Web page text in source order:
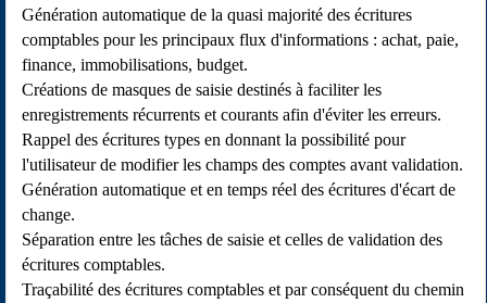
Génération automatique de la quasi majorité des écritures
comptables pour les principaux flux d'informations : achat, paie,
finance, immobilisations, budget.
Créations de masques de saisie destinés à faciliter les
enregistrements récurrents et courants afin d'éviter les erreurs.
Rappel des écritures types en donnant la possibilité pour
l'utilisateur de modifier les champs des comptes avant validation.
Génération automatique et en temps réel des écritures d'écart de
change.
Séparation entre les tâches de saisie et celles de validation des
écritures comptables.
Traçabilité des écritures comptables et par conséquent du chemin